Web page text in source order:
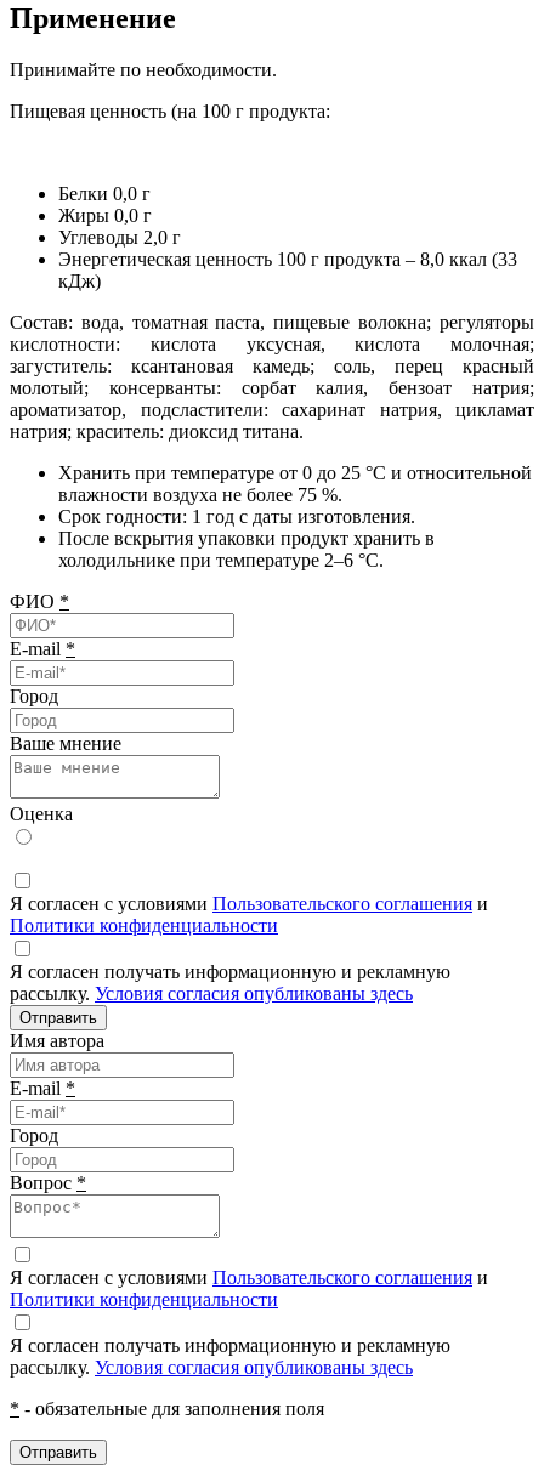
Применение
Принимайте по необходимости.
Пищевая ценность (на 100 г продукта:
Белки 0,0 г
Жиры 0,0 г
Углеводы 2,0 г
Энергетическая ценность 100 г продукта – 8,0 ккал (33
кДж)
Состав: вода, томатная паста, пищевые волокна; регуляторы
кислотности: кислота уксусная, кислота молочная;
загуститель: ксантановая камедь; соль, перец красный
молотый; консерванты: сорбат калия, бензоат натрия;
ароматизатор, подсластители: сахаринат натрия, цикламат
натрия; краситель: диоксид титана.
Хранить при температуре от 0 до 25 °C и относительной
влажности воздуха не более 75 %.
Срок годности: 1 год с даты изготовления.
После вскрытия упаковки продукт хранить в
холодильнике при температуре 2–6 °C.
ФИО *
E-mail *
Город
Ваше мнение
Оценка
Я согласен с условиями Пользовательского соглашения и
Политики конфиденциальности
Я согласен получать информационную и рекламную
рассылку. Условия согласия опубликованы здесь
Отправить
Имя автора
E-mail *
Город
Вопрос *
Я согласен с условиями Пользовательского соглашения и
Политики конфиденциальности
Я согласен получать информационную и рекламную
рассылку. Условия согласия опубликованы здесь
* - обязательные для заполнения поля
Отправить